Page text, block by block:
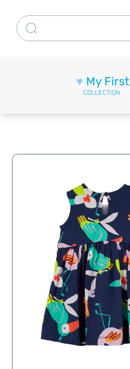
My First
♥
COLLECTION